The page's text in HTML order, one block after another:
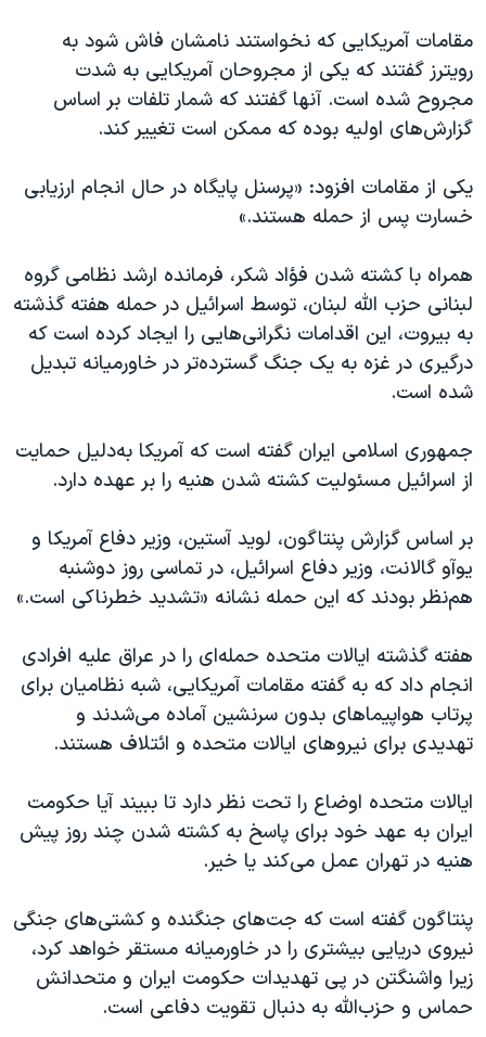
مقامات آمریکایی که نخواستند نامشان فاش شود به
رویترز گفتند که یکی از مجروحان آمریکایی به شدت
مجروح شده است. آنها گفتند که شمار تلفات بر اساس
گزارش‌های اولیه بوده که ممکن است تغییر کند.
یکی از مقامات افزود: «پرسنل پایگاه در حال انجام ارزیابی
خسارت پس از حمله هستند.»
همراه با کشته شدن فؤاد شکر، فرمانده ارشد نظامی گروه
لبنانی حزب الله لبنان، توسط اسرائیل در حمله هفته گذشته
به بیروت، این اقدامات نگرانی‌هایی را ایجاد کرده است که
درگیری در غزه به یک جنگ گسترده‌تر در خاورمیانه تبدیل
شده است.
جمهوری اسلامی ایران گفته است که آمریکا به‌دلیل حمایت
از اسرائیل مسئولیت کشته شدن هنیه را بر عهده دارد.
بر اساس گزارش پنتاگون، لوید آستین، وزیر دفاع آمریکا و
یوآو گالانت، وزیر دفاع اسرائیل، در تماسی روز دوشنبه
هم‌نظر بودند که این حمله نشانه «تشدید خطرناکی است.»
هفته گذشته ایالات متحده حمله‌ای را در عراق علیه افرادی
انجام داد که به گفته مقامات آمریکایی، شبه نظامیان برای
پرتاب هواپیماهای بدون سرنشین آماده می‌شدند و
تهدیدی برای نیروهای ایالات متحده و ائتلاف هستند.
ایالات متحده اوضاع را تحت نظر دارد تا ببیند آیا حکومت
ایران به عهد خود برای پاسخ به کشته شدن چند روز پیش
هنیه در تهران عمل می‌کند یا خیر.
پنتاگون گفته است که جت‌های جنگنده و کشتی‌های جنگی
نیروی دریایی بیشتری را در خاورمیانه مستقر خواهد کرد،
زیرا واشنگتن در پی تهدیدات حکومت ایران و متحدانش
حماس و حزب‌الله به دنبال تقویت دفاعی است.